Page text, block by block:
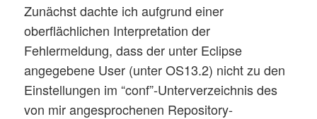
Zunächst dachte ich aufgrund einer
oberflächlichen Interpretation der
Fehlermeldung, dass der unter Eclipse
angegebene User (unter OS13.2) nicht zu den
Einstellungen im “conf”-Unterverzeichnis des
von mir angesprochenen Repository-